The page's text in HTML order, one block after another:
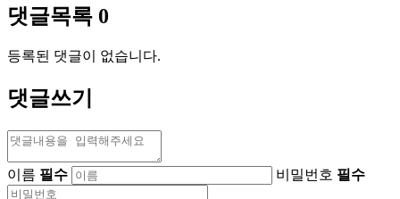
댓글목록 0
등록된 댓글이 없습니다.
댓글쓰기
이름 필수 비밀번호 필수